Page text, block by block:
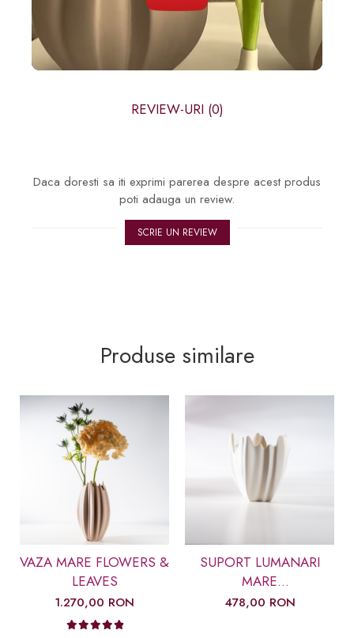
REVIEW-URI (0)
Daca doresti sa iti exprimi parerea despre acest produs
poti adauga un review.
SCRIE UN REVIEW
Produse similare
VAZA MARE FLOWERS &
LEAVES
1.270,00 RON
SUPORT LUMANARI
MARE
FLOWERS&LEAVES
478,00 RON